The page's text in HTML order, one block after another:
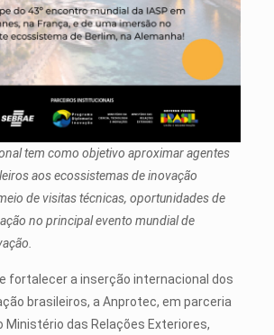
tem como objetivo aproximar agentes
aos ecossistemas de inovação
de visitas técnicas, oportunidades de
no principal evento mundial de
fortalecer a inserção internacional dos
brasileiros, a Anprotec, em parceria
Ministério das Relações Exteriores,